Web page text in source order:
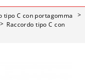
tipo C con portagomma
Raccordo tipo C con